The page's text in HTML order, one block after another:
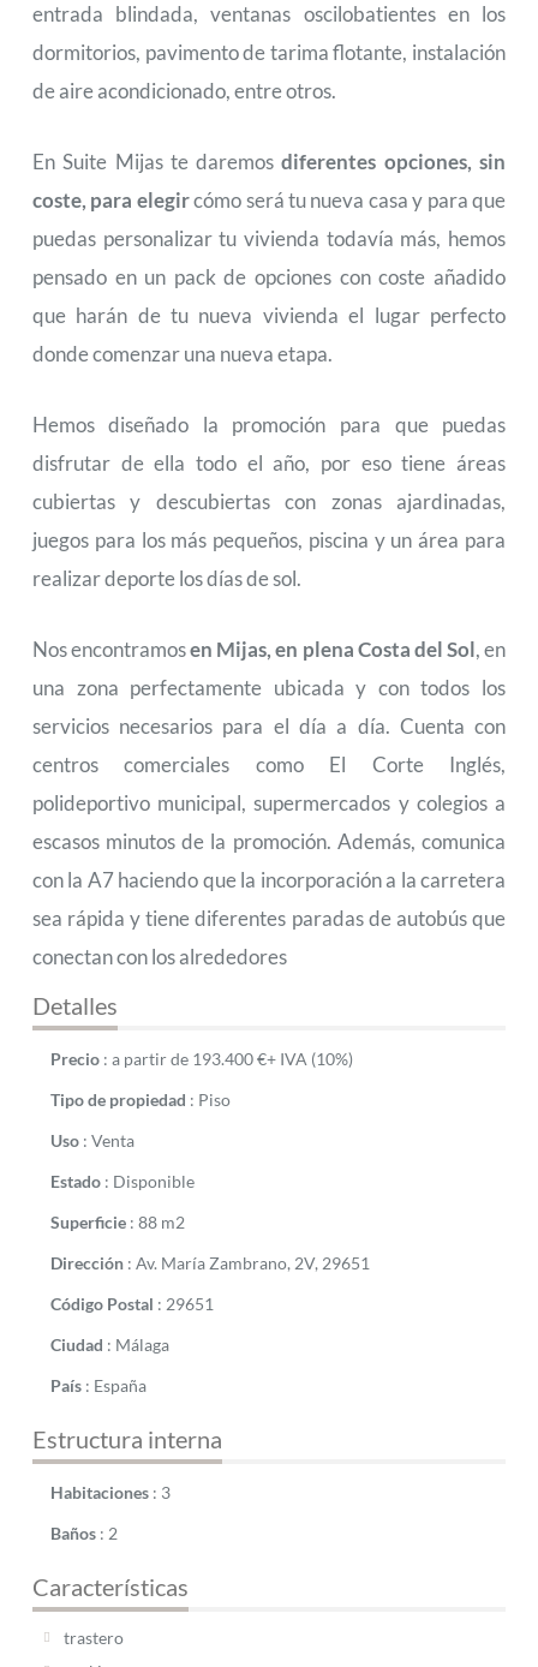
entrada blindada, ventanas oscilobatientes en los
dormitorios, pavimento de tarima flotante, instalación
de aire acondicionado, entre otros.
En Suite Mijas te daremosdiferentes opciones, sin
coste, para elegircómo será tu nueva casa y para que
puedas personalizar tu vivienda todavía más, hemos
pensado en un pack de opciones con coste añadido
que harán de tu nueva vivienda el lugar perfecto
donde comenzar una nueva etapa.
Hemos diseñado la promoción para que puedas
disfrutar de ella todo el año, por eso tiene áreas
cubiertas y descubiertas con zonas ajardinadas,
juegos para los más pequeños, piscina y un área para
realizar deporte los días de sol.
Nos encontramosen Mijas, en plena Costa del Sol, en
una zona perfectamente ubicada y con todos los
servicios necesarios para el día a día. Cuenta con
centros comerciales como El Corte Inglés,
polideportivo municipal, supermercados y colegios a
escasos minutos de la promoción. Además, comunica
con la A7 haciendo que la incorporación a la carretera
sea rápida y tiene diferentes paradas de autobús que
conectan con los alrededores
Detalles
Precio : a partir de 193.400€+ IVA (10%)
Tipo de propiedad : Piso
Uso : Venta
Estado : Disponible
Superficie : 88 m2
Dirección : Av. María Zambrano, 2V, 29651
Código Postal : 29651
Ciudad : Málaga
País : España
Estructura interna
Habitaciones : 3
Baños : 2
Características
trastero